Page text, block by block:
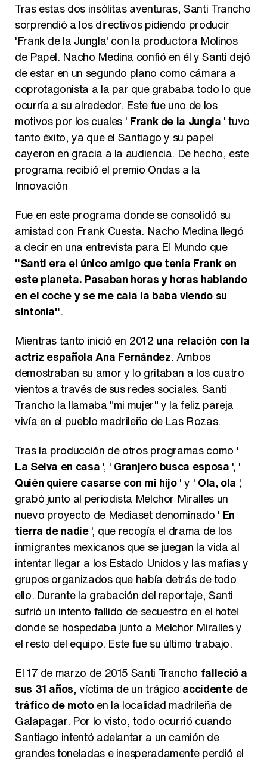
Manu Baqueiro: "Tuve como referente a Bruce Willis en 'Luz de Luna' para mi trabajo en la serie 'Perdiendo el juicio'"
Tras estas dos insólitas aventuras, Santi Trancho
sorprendió a los directivos pidiendo producir
'Frank de la Jungla' con la productora Molinos
de Papel. Nacho Medina confió en él y Santi dejó
de estar en un segundo plano como cámara a
coprotagonista a la par que grababa todo lo que
ocurría a su alrededor. Este fue uno de los
motivos por los cuales ' Frank de la Jungla ' tuvo
tanto éxito, ya que el Santiago y su papel
cayeron en gracia a la audiencia. De hecho, este
programa recibió el premio Ondas a la
Innovación
Fue en este programa donde se consolidó su
amistad con Frank Cuesta. Nacho Medina llegó
a decir en una entrevista para El Mundo que
"Santi era el único amigo que tenía Frank en
este planeta. Pasaban horas y horas hablando
en el coche y se me caía la baba viendo su
sintonía".
Mientras tanto inició en 2012 una relación con la
actriz española Ana Fernández. Ambos
demostraban su amor y lo gritaban a los cuatro
vientos a través de sus redes sociales. Santi
Trancho la llamaba "mi mujer" y la feliz pareja
vivía en el pueblo madrileño de Las Rozas.
Tras la producción de otros programas como '
La Selva en casa ', ' Granjero busca esposa ', '
Quién quiere casarse con mi hijo' y ' Ola, ola ',
grabó junto al periodista Melchor Miralles un
nuevo proyecto de Mediaset denominado ' En
tierra de nadie', que recogía el drama de los
inmigrantes mexicanos que se juegan la vida al
intentar llegar a los Estado Unidos y las mafias y
grupos organizados que había detrás de todo
ello. Durante la grabación del reportaje, Santi
sufrió un intento fallido de secuestro en el hotel
donde se hospedaba junto a Melchor Miralles y
el resto del equipo. Este fue su último trabajo.
El 17 de marzo de 2015 Santi Trancho falleció a
sus 31 años, víctima de un trágico accidente de
tráfico de motoen la localidad madrileña de
Galapagar. Por lo visto, todo ocurrió cuando
Santiago intentó adelantar a un camión de
grandes toneladas e inesperadamente perdió el